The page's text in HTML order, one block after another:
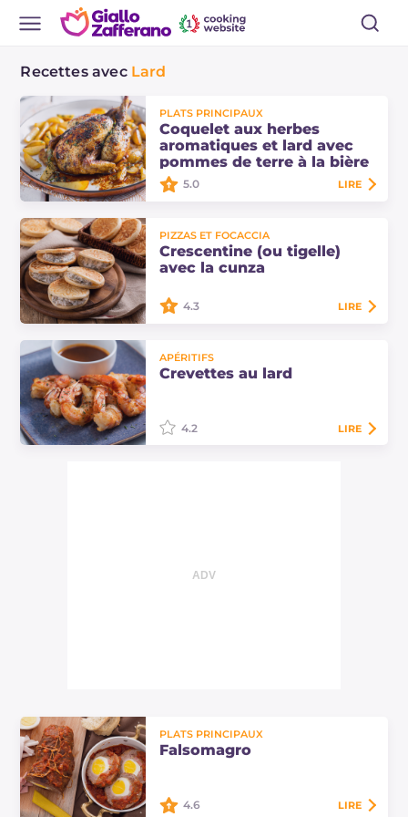
Recettes avec Lard
PLATS PRINCIPAUX
Coquelet aux herbes
aromatiques et lard avec
pommes de terre à la bière
et lard avec pommes de terre à la
bière, un deuxième plat succulent
pour le dimanche. Découvrez les
5.0 LIRE
PIZZAS ET FOCACCIA
Crescentine (ou tigelle)
avec la cunza
cunza sont de petites focaccias
typiques de Modène farcies avec un
4.3 LIRE
APÉRITIFS
Crevettes au lard
4.2 LIRE
PLATS PRINCIPAUX
Falsomagro
4.6 LIRE